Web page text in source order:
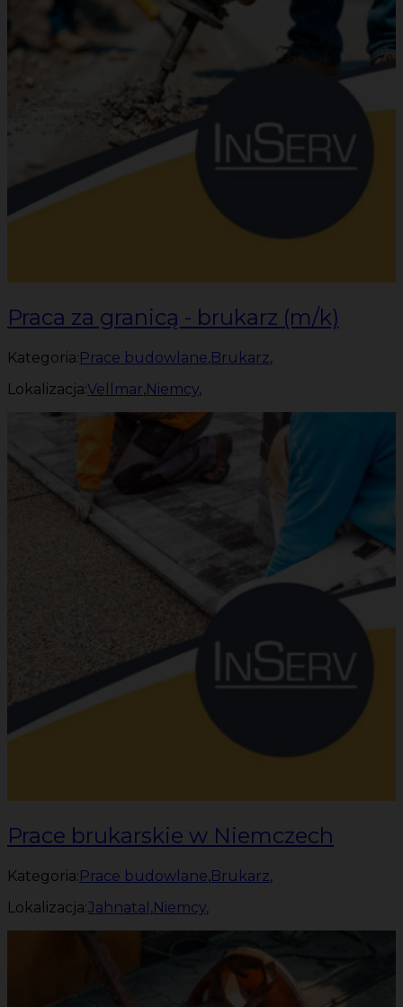
Praca za granicą - brukarz (m/k)
Kategoria: Prace budowlane,Brukarz,
Lokalizacja:Vellmar,Niemcy,
Prace brukarskie w Niemczech
Kategoria:Prace budowlane,Brukarz,
Lokalizacja:Jahnatal ,Niemcy,